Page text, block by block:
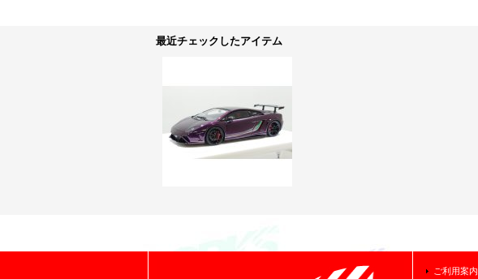
最近チェックしたアイテム
ご利用案内